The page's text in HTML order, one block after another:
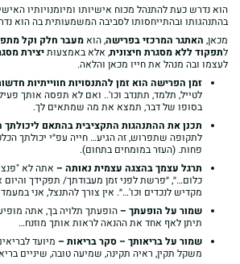
הוא נדרש כעת להתנהל מכוח אישיותו ומיומנויותיו
בהתנהגותו ובהתייחסותו לסביבה המשמעותית בה הוא
מכאן, האתגר המרכזי בפרישה, הוא מעבר חלק וקל
לתפקוד ללא מסגרת חיצונית, אלא באמצעותיצירת
לעצמו ובה מנהל את חייו מכאן והלאה.
זמן הפרישה הוא זמן להתנסויות חווייתיות
לטייל, תלמד, תתנדב וכו'.. ואם לא תפסה אותך
בסופו של דבר, תמצא את מה שמתאים לך.
תכנן את ההתנהגות התקציבית בהתאם ליכולתך
לתקופה שתפרוש, זה הגיע… חייה עפ״י יכולתך
פחות. (העזר במומחים בתחום).
תרגל עצמך בהצגה עצמית נאותה – אתה לא
כלום…״, ״פרשת לפני זמן מעבודתך/ תפקידך והיום
מקדיש לנכדים וכו'…״. אין צורך להתנצל, אני
שמור על הופעתך –הופעתך תלויה בך, אתה
תיתן לאף אחד את ההנאה לראות אותך מוזנח…
שמור על בריאותך – סקר בריאות – מיועד
משקל תקין, ראיה תקינה, שמיעה טובה, שיניים